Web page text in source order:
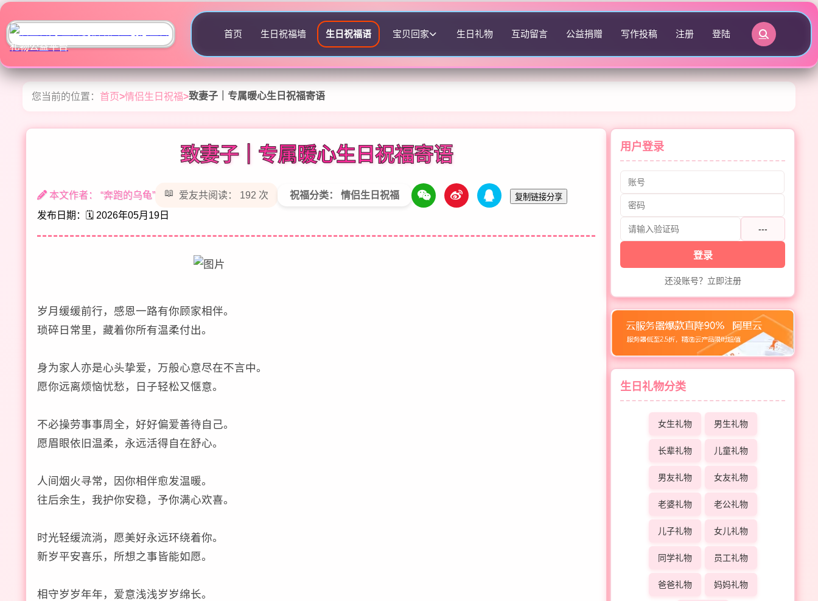
首页 生日祝福墙 生日祝福语 宝贝回家 生日礼物 互动留言 公益捐赠 写作投稿 注册 登陆
您当前的位置： 首页>情侣生日祝福>致妻子｜专属暖心生日祝福寄语
致妻子｜专属暖心生日祝福寄语
本文作者： “奔跑的乌龟” 爱友共阅读： 192 次 祝福分类： 情侣生日祝福 复制链接分享
发布日期：🗓️ 2026年05月19日
岁月缓缓前行，感恩一路有你顾家相伴。
琐碎日常里，藏着你所有温柔付出。
身为家人亦是心头挚爱，万般心意尽在不言中。
愿你远离烦恼忧愁，日子轻松又惬意。
不必操劳事事周全，好好偏爱善待自己。
愿眉眼依旧温柔，永远活得自在舒心。
人间烟火寻常，因你相伴愈发温暖。
往后余生，我护你安稳，予你满心欢喜。
时光轻缓流淌，愿美好永远环绕着你。
新岁平安喜乐，所想之事皆能如愿。
相守岁岁年年，爱意浅浅岁岁绵长。
用户登录
---
登录
还没账号？立即注册
生日礼物分类
女生礼物 男生礼物
长辈礼物 儿童礼物
男友礼物 女友礼物
老婆礼物 老公礼物
儿子礼物 女儿礼物
同学礼物 员工礼物
爸爸礼物 妈妈礼物